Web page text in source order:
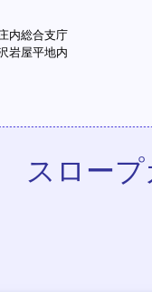
内総合支庁
岩屋平地内
スロー